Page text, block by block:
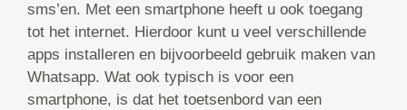
sms’en. Met een smartphone heeft u ook toegang
tot het internet. Hierdoor kunt u veel verschillende
apps installeren en bijvoorbeeld gebruik maken van
Whatsapp. Wat ook typisch is voor een
smartphone, is dat het toetsenbord van een